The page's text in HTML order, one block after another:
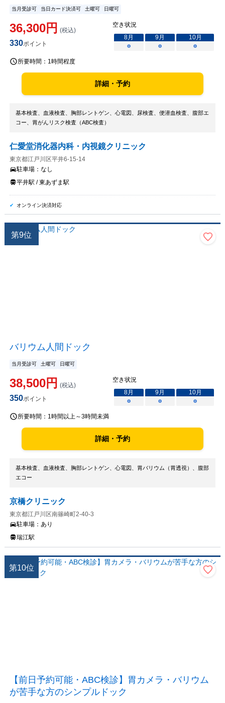
当月受診可 当日カード決済可 土曜可 日曜可
36,300円 (税込)
330ポイント
空き状況
8月 9月 10月
○
○ ○
所要時間： 1時間程度
詳細・予約
基本検査、血液検査、胸部レントゲン、心電図、尿検査、便潜血検査、腹部エ
コー、胃がんリスク検査（ABC検査）
仁愛堂消化器内科・内視鏡クリニック
東京都江戸川区平井6-15-14
駐車場： なし
平井駅 / 東あずま駅
オンライン決済対応
第9位
バリウム人間ドック
当月受診可 土曜可 日曜可
38,500円 (税込)
350ポイント
空き状況
8月 9月 10月
○
○ ○
所要時間： 1時間以上～3時間未満
詳細・予約
基本検査、血液検査、胸部レントゲン、心電図、胃バリウム（胃透視）、腹部
エコー
京橋クリニック
東京都江戸川区南篠崎町2-40-3
駐車場： あり
瑞江駅
第10位
【前日予約可能・ABC検診】胃カメラ・バリウム
が苦手な方のシンプルドック